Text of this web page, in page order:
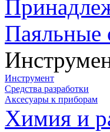
Паяльные
Инструмент
Средства разработки
Аксесуары к приборам
Химия и